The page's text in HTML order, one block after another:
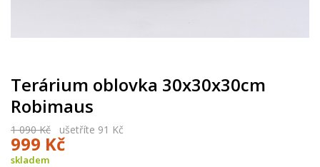
Terárium oblovka 30x30x30cm
Robimaus
1 090 Kč ušetříte 91 Kč
999 Kč
skladem